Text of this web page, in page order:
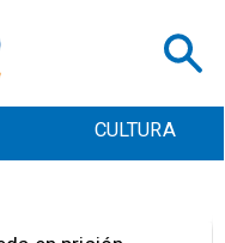
CULTURA